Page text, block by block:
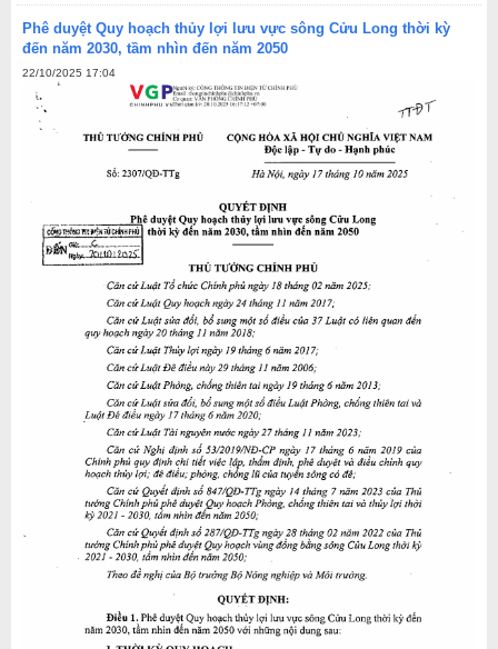
Phê duyệt Quy hoạch thủy lợi lưu vực sông Cửu Long thời kỳ
đến năm 2030, tầm nhìn đến năm 2050
22/10/2025 17:04